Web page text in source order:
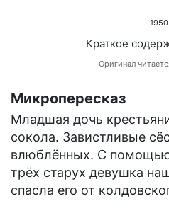
1950
Краткое
Оригинал
Микропересказ
Младшая дочь
сокола. Завистливые
влюблённых. С
трёх старух девушка
спасла его от